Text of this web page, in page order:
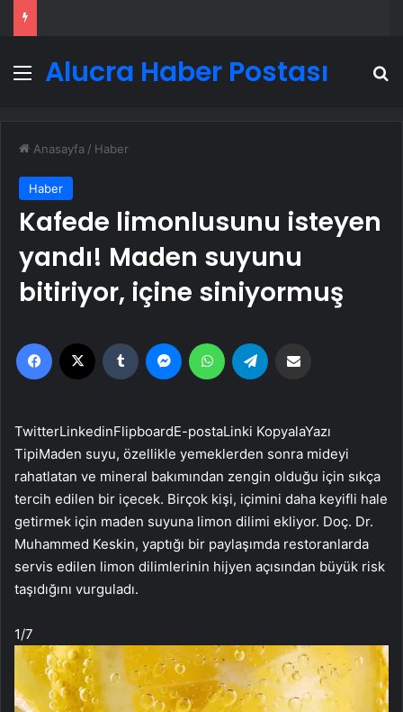
MenüAlucra Haber Postası
Anasayfa / Haber
Haber
Kafede limonlusunu isteyen
yandı! Maden suyunu
bitiriyor, içine siniyormuş
Facebook Tumblr MessengerWhatsApp
TwitterLinkedinFlipboardE-postaLinki KopyalaYazı
TipiMaden suyu, özellikle yemeklerden sonra mideyi
rahatlatan ve mineral bakımından zengin olduğu için sıkça
tercih edilen bir içecek. Birçok kişi, içimini daha keyifli hale
getirmek için maden suyuna limon dilimi ekliyor. Doç. Dr.
Muhammed Keskin, yaptığı bir paylaşımda restoranlarda
servis edilen limon dilimlerinin hijyen açısından büyük risk
taşıdığını vurguladı.
1/7